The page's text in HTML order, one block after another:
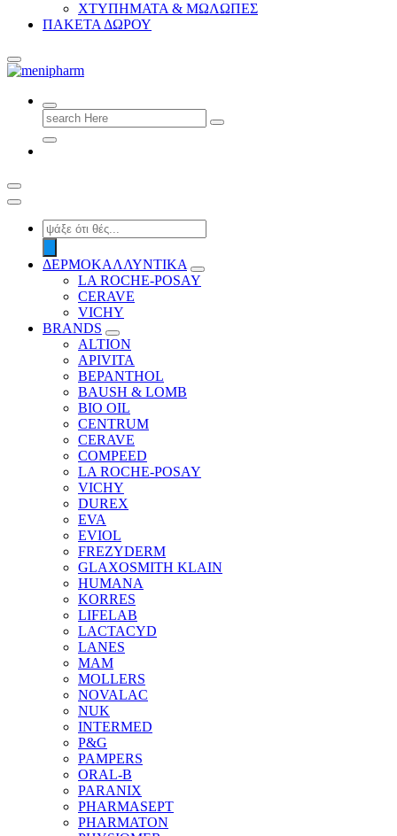
ΧΤΥΠΗΜΑΤΑ & ΜΩΛΩΠΕΣ
ΠΑΚΕΤΑ ΔΩΡΟΥ
shop 2 easily
Search
for:
Products
search
ΔΕΡΜΟΚΑΛΛΥΝΤΙΚΑ
LA ROCHE-POSAY
CERAVE
VICHY
BRANDS
ALTION
APIVITA
BEPANTHOL
BAUSH & LOMB
BIO OIL
CENTRUM
CERAVE
COMPEED
LA ROCHE-POSAY
VICHY
DUREX
EVA
EVIOL
FREZYDERM
GLAXOSMITH KLAIN
HUMANA
KORRES
LIFELAB
LACTACYD
LANES
MAM
MOLLERS
NOVALAC
NUK
INTERMED
P&G
PAMPERS
ORAL-B
PARANIX
PHARMASEPT
PHARMATON